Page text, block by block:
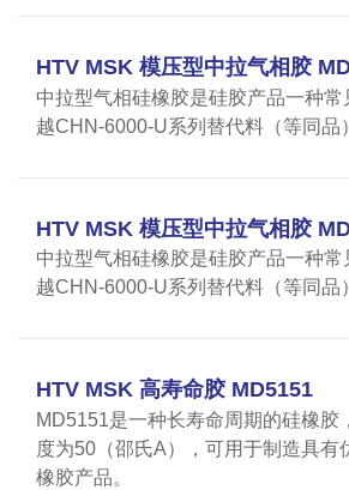
HTV MSK 模压型中拉气相胶
中拉型气相硅橡胶是硅胶产品一种
越CHN-6000-U系列替代料（等同品）
HTV MSK 模压型中拉气相胶
中拉型气相硅橡胶是硅胶产品一种
越CHN-6000-U系列替代料（等同品）
HTV MSK 高寿命胶 MD5151
MD5151是一种长寿命周期的硅橡胶
度为50（邵氏A），可用于制造具有
橡胶产品。